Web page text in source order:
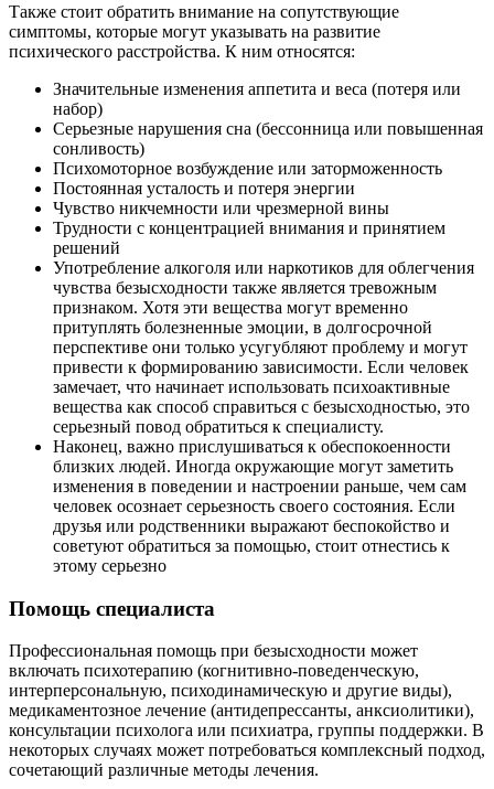
Также стоит обратить внимание на сопутствующие
симптомы, которые могут указывать на развитие
психического расстройства. К ним относятся:
Значительные изменения аппетита и веса (потеря или
набор)
Серьезные нарушения сна (бессонница или повышенная
сонливость)
Психомоторное возбуждение или заторможенность
Постоянная усталость и потеря энергии
Чувство никчемности или чрезмерной вины
Трудности с концентрацией внимания и принятием
решений
Употребление алкоголя или наркотиков для облегчения
чувства безысходности также является тревожным
признаком. Хотя эти вещества могут временно
притуплять болезненные эмоции, в долгосрочной
перспективе они только усугубляют проблему и могут
привести к формированию зависимости. Если человек
замечает, что начинает использовать психоактивные
вещества как способ справиться с безысходностью, это
серьезный повод обратиться к специалисту.
Наконец, важно прислушиваться к обеспокоенности
близких людей. Иногда окружающие могут заметить
изменения в поведении и настроении раньше, чем сам
человек осознает серьезность своего состояния. Если
друзья или родственники выражают беспокойство и
советуют обратиться за помощью, стоит отнестись к
этому серьезно
Помощь специалиста
Профессиональная помощь при безысходности может
включать психотерапию (когнитивно-поведенческую,
интерперсональную, психодинамическую и другие виды),
медикаментозное лечение (антидепрессанты, анксиолитики),
консультации психолога или психиатра, группы поддержки. В
некоторых случаях может потребоваться комплексный подход,
сочетающий различные методы лечения.